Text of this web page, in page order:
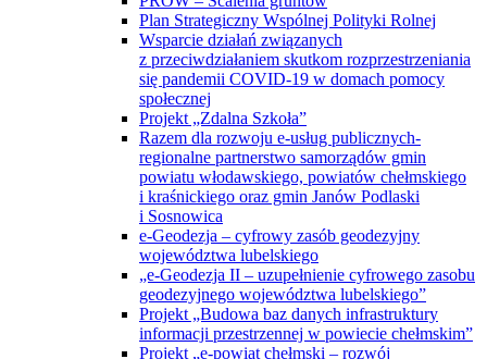
Plan Strategiczny Wspólnej Polityki Rolnej
Wsparcie działań związanych
z przeciwdziałaniem skutkom rozprzestrzeniania
się pandemii COVID-19 w domach pomocy
społecznej
Projekt „Zdalna Szkoła”
Razem dla rozwoju e-usług publicznych-
regionalne partnerstwo samorządów gmin
powiatu włodawskiego, powiatów chełmskiego
i kraśnickiego oraz gmin Janów Podlaski
i Sosnowica
e-Geodezja – cyfrowy zasób geodezyjny
województwa lubelskiego
„e-Geodezja II – uzupełnienie cyfrowego zasobu
geodezyjnego województwa lubelskiego”
Projekt „Budowa baz danych infrastruktury
informacji przestrzennej w powiecie chełmskim”
Projekt „e-powiat chełmski – rozwój